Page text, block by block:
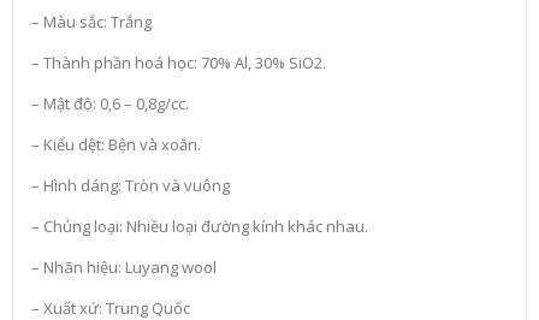
– Màu sắc: Trắng
– Thành phần hoá học: 70% Al, 30% SiO2.
– Mật độ: 0,6 – 0,8g/cc.
– Kiểu dệt: Bện và xoắn.
– Hình dáng: Tròn và vuông
– Chủng loại: Nhiều loại đường kính khác nhau.
– Nhãn hiệu: Luyang wool
– Xuất xứ: Trung Quốc